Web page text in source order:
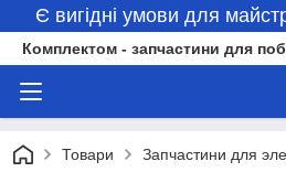
Є вигідні умови для
Комплектом - запчастини для
Товари Запчастини для